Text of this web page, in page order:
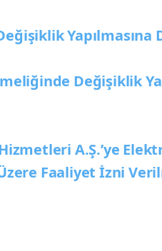
Yapılmasına
Değişiklik
A.Ş.’ye
Faaliyet İzni